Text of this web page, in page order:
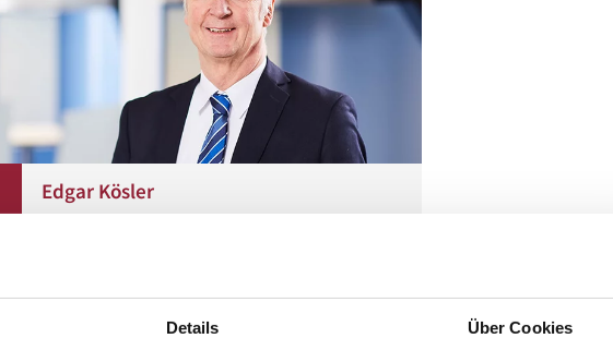
Details Über Cookies
Edgar Kösler
More informations